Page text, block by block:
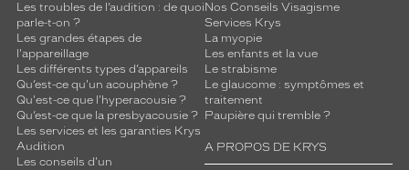
Les troubles de l’audition : de quoi
parle-t-on ?
Les grandes étapes de
l'appareillage
Les différents types d’appareils
Qu’est-ce qu'un acouphène ?
Qu'est-ce que l'hyperacousie ?
Qu’est-ce que la presbyacousie ?
Les services et les garanties Krys
Audition
Les conseils d'un
Nos Conseils Visagisme
Services Krys
La myopie
Les enfants et la vue
Le strabisme
Le glaucome : symptômes et
traitement
Paupière qui tremble ?
A PROPOS DE KRYS